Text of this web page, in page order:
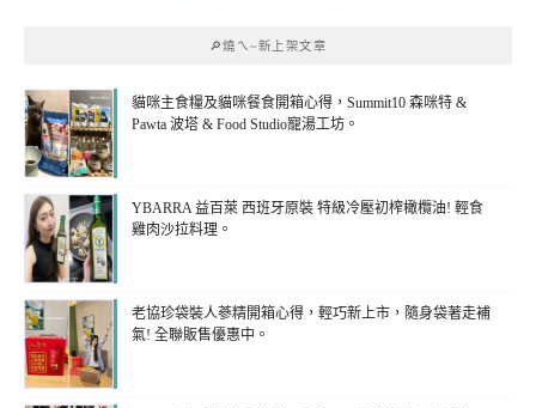
🔎燒ㄟ~新上架文章
貓咪主食糧及貓咪餐食開箱心得，Summit10 森咪特 &
Pawta 波塔 & Food Studio寵湯工坊。
YBARRA 益百萊 西班牙原裝 特級冷壓初榨橄欖油! 輕食
雞肉沙拉料理。
老協珍袋裝人蔘精開箱心得，輕巧新上市，隨身袋著走補
氣! 全聯販售優惠中。